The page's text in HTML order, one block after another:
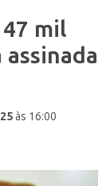
mil
às 16:00